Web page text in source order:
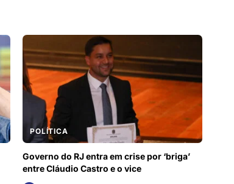
POLÍTICA
Governo do RJ entra em crise por ‘briga’
entre Cláudio Castro e o vice